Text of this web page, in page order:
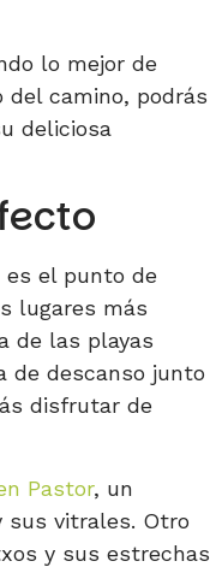
lo mejor de
del camino, podrás
deliciosa
es el punto de
lugares más
de las playas
de descanso junto
disfrutar de
Pastor, un
sus vitrales. Otro
y sus estrechas